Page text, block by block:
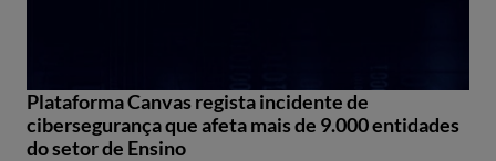
Plataforma Canvas regista incidente de
cibersegurança que afeta mais de 9.000 entidades
do setor de Ensino